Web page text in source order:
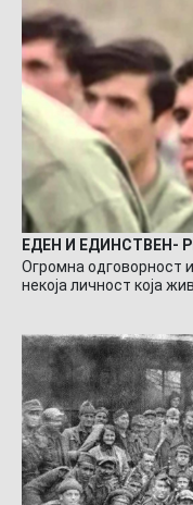
ЕДЕН И ЕДИНСТВЕН-
Огромна одговорност
некоја личност која